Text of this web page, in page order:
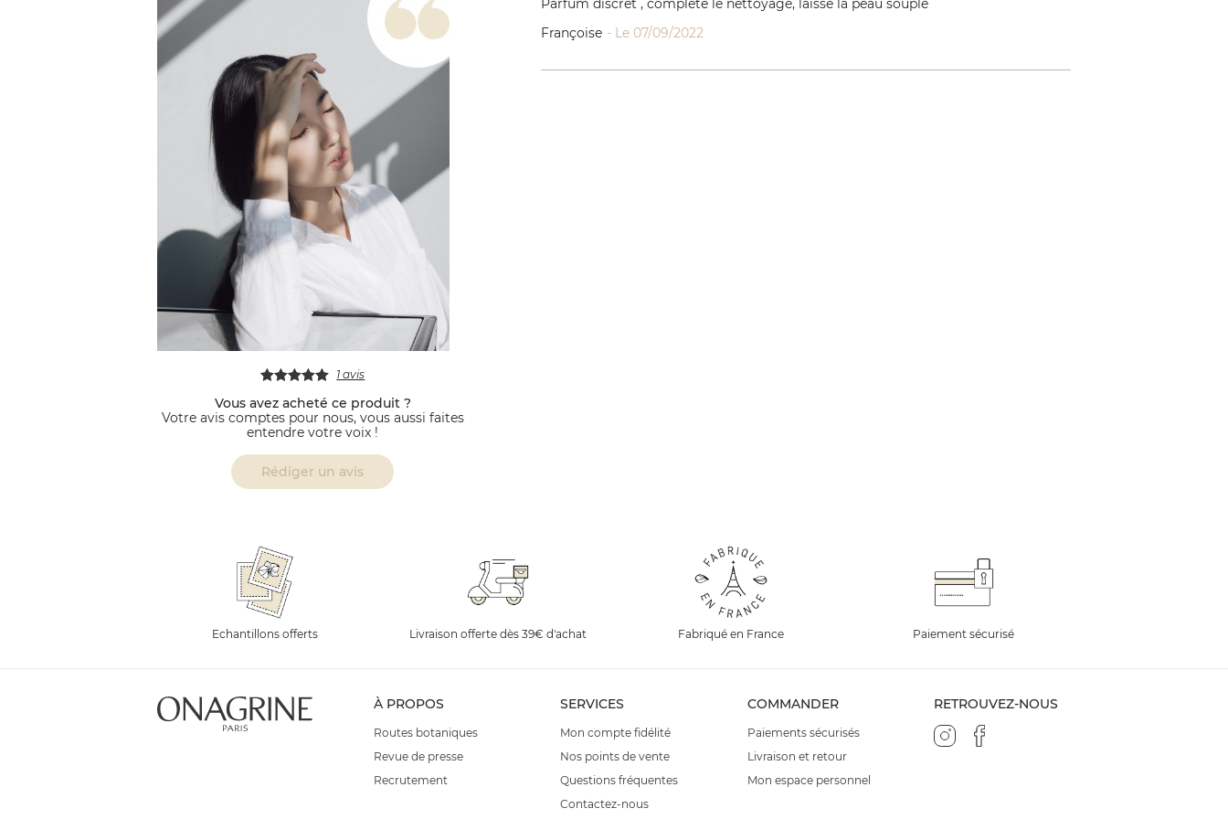
1 avis
Vous avez acheté ce produit ?
Votre avis comptes pour nous, vous aussi faites
entendre votre voix !
Rédiger un avis
Parfum discret , complète le nettoyage, laisse la peau souple
Françoise - Le 07/09/2022
Echantillons offerts Livraison offerte dès 39€ d'achat Fabriqué en France Paiement sécurisé
À PROPOS
Routes botaniques
Revue de presse
Recrutement
SERVICES
Mon compte fidélité
Nos points de vente
Questions fréquentes
Contactez-nous
COMMANDER
Paiements sécurisés
Livraison et retour
Mon espace personnel
RETROUVEZ-NOUS